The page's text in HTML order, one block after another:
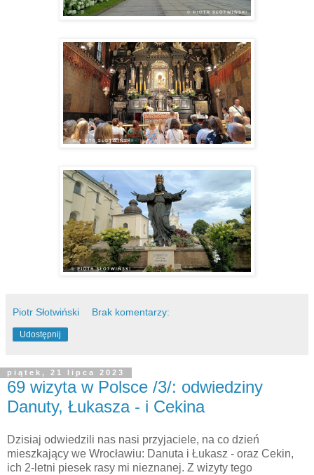
Piotr Słotwiński Brak komentarzy:
Udostępnij
piątek, 21 lipca 2023
69 wizyta w Polsce /3/: odwiedziny
Danuty, Łukasza - i Cekina
Dzisiaj odwiedzili nas nasi przyjaciele, na co dzień
mieszkający we Wrocławiu: Danuta i Łukasz - oraz Cekin,
ich 2-letni piesek rasy mi nieznanej. Z wizyty tego